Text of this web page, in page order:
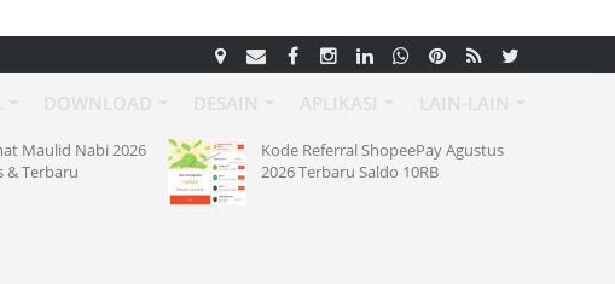
Maulid Nabi 2026
& Terbaru
Kode Referral ShopeePay Agustus
2026 Terbaru Saldo 10RB